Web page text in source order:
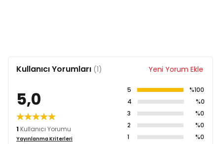
Kullanıcı Yorumları (1) Yeni Yorum Ekle
5,0
1 Kullanıcı Yorumu
Yayınlanma Kriterleri
5
%100
4
%0
3
%0
2
%0
1
%0